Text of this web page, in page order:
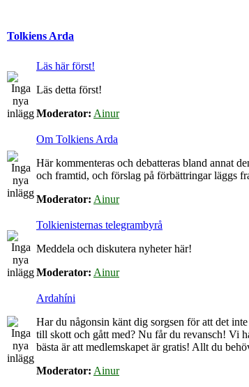
Tolkiens Arda
Läs här först!
Läs detta först!
Moderator: Ainur
Om Tolkiens Arda
Här kommenteras och debatteras bland annat
och framtid, och förslag på förbättringar läggs
Moderator: Ainur
Tolkienisternas telegrambyrå
Meddela och diskutera nyheter här!
Moderator: Ainur
Ardahíni
Har du någonsin känt dig sorgsen för att det
till skott och gått med? Nu får du revansch! Vi
bästa är att medlemskapet är gratis! Allt du
Moderator: Ainur